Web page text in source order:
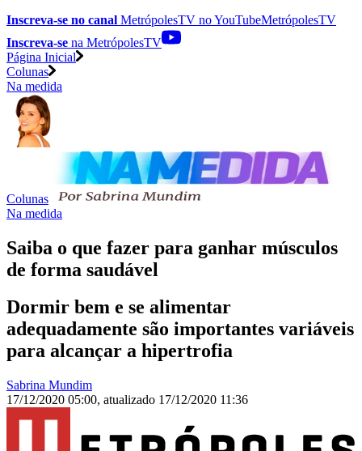
Inscreva-se no canal MetrópolesTV noYouTubeMetrópolesTV
Inscreva-se na MetrópolesTV
Página Inicial
Colunas
Na medida
Colunas
Na medida
Saiba o que fazer para ganhar músculos
de forma saudável
Dormir bem e se alimentar
adequadamente são importantes variáveis
para alcançar a hipertrofia
Sabrina Mundim
17/12/2020 05:00, atualizado 17/12/2020 11:36